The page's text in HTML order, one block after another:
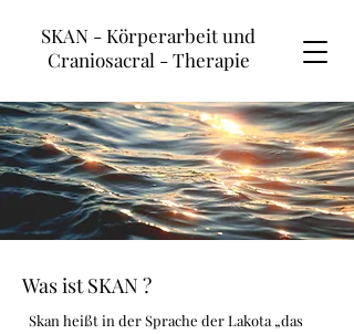
SKAN - Körperarbeit und
Craniosacral - Therapie
Was ist SKAN ?
Skan heißt in der Sprache der Lakota „das